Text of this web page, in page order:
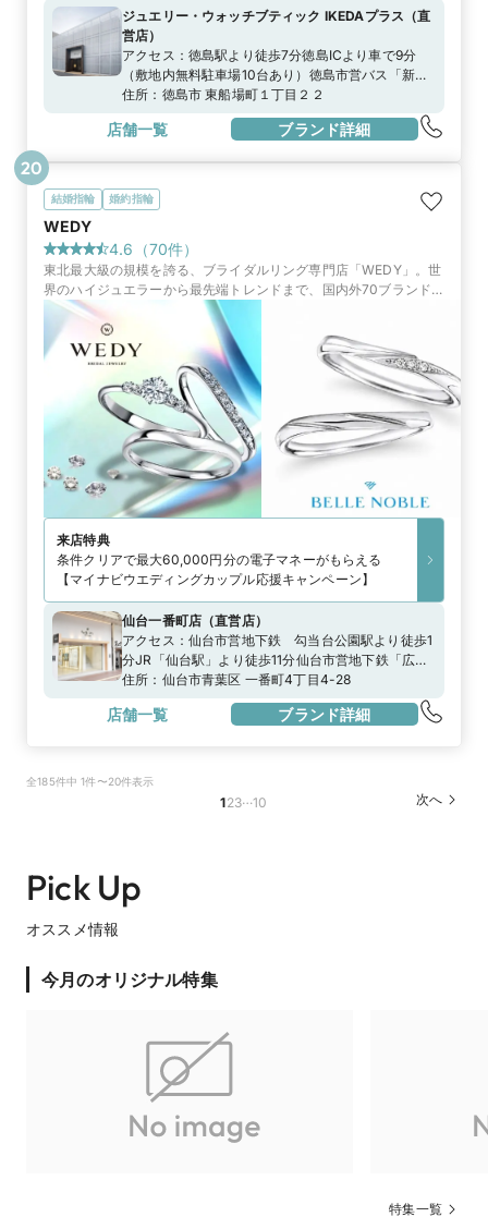
ジュエリー・ウォッチブティック IKEDAプラス （直
営店）
アクセス： 徳島駅より徒歩7分徳島ICより車で9分
（敷地内無料駐車場10台あり）徳島市営バス「新
町」より徒歩1分
住所： 徳島市 東船場町１丁目２２
店舗一覧 ブランド詳細
結婚指輪 婚約指輪
WEDY
4.6 （70件）
東北最大級の規模を誇る、ブライダルリング専門店「WEDY」。世
界のハイジュエラーから最先端トレンドまで、国内外70ブランド
以上のラインナップが揃う。結婚が決まったら、世界のリングを探
す旅へと出かけよう
来店特典
条件クリアで最大60,000円分の電子マネーがもらえる
【マイナビウエディングカップル応援キャンペーン】
仙台一番町店 （直営店）
アクセス： 仙台市営地下鉄 勾当台公園駅より徒歩1
分JR「仙台駅」より徒歩11分仙台市営地下鉄「広瀬
通駅」より徒歩7分
住所： 仙台市青葉区 一番町4丁目4-28
店舗一覧 ブランド詳細
20
全185件中 1件〜20件表示
123…10 次へ
Pick Up
オススメ情報
今月のオリジナル特集
特集一覧